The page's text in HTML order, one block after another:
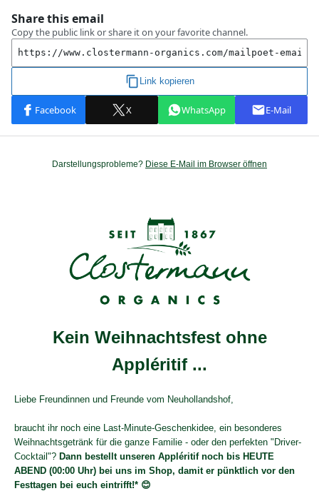
Darstellungsprobleme? Diese E-Mail im Browser öffnen
Kein Weihnachtsfest ohne
Appléritif ...
Liebe Freundinnen und Freunde vom Neuhollandshof,
braucht ihr noch eine Last-Minute-Geschenkidee, ein besonderes
Weihnachtsgetränk für die ganze Familie - oder den perfekten "Driver-
Cocktail"? Dann bestellt unseren Appléritif noch bis HEUTE
ABEND (00:00 Uhr) bei uns im Shop, damit er pünktlich vor den
Festtagen bei euch eintrifft!* 😊